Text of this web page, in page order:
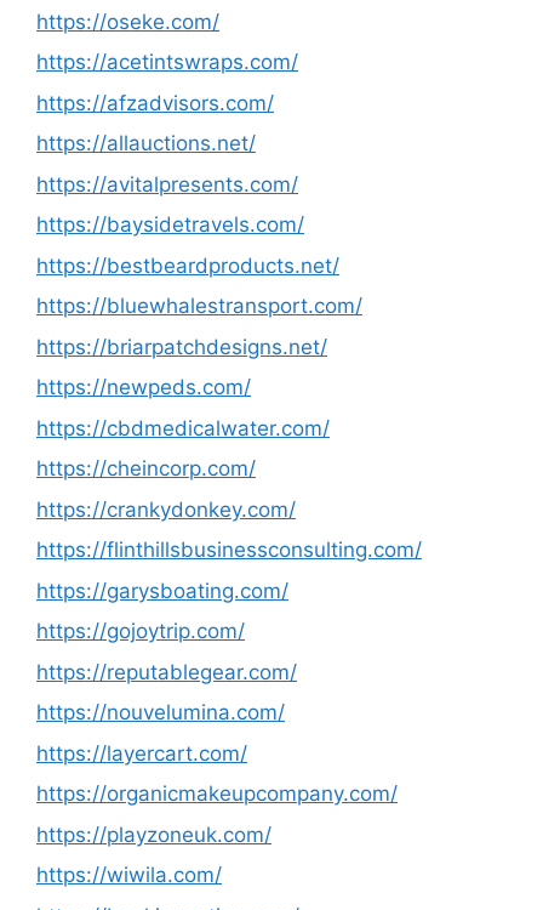
https://oseke.com/
https://acetintswraps.com/
https://afzadvisors.com/
https://allauctions.net/
https://avitalpresents.com/
https://baysidetravels.com/
https://bestbeardproducts.net/
https://bluewhalestransport.com/
https://briarpatchdesigns.net/
https://newpeds.com/
https://cbdmedicalwater.com/
https://cheincorp.com/
https://crankydonkey.com/
https://flinthillsbusinessconsulting.com/
https://garysboating.com/
https://gojoytrip.com/
https://reputablegear.com/
https://nouvelumina.com/
https://layercart.com/
https://organicmakeupcompany.com/
https://playzoneuk.com/
https://wiwila.com/